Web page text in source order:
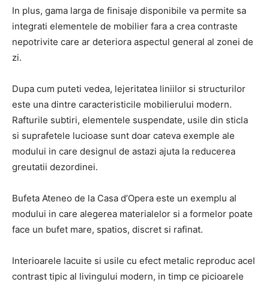
In plus, gama larga de finisaje disponibile va permite sa
integrati elementele de mobilier fara a crea contraste
nepotrivite care ar deteriora aspectul general al zonei de
zi.
Dupa cum puteti vedea, lejeritatea liniilor si structurilor
este una dintre caracteristicile mobilierului modern.
Rafturile subtiri, elementele suspendate, usile din sticla
si suprafetele lucioase sunt doar cateva exemple ale
modului in care designul de astazi ajuta la reducerea
greutatii dezordinei.
Bufeta Ateneo de la Casa d’Opera este un exemplu al
modului in care alegerea materialelor si a formelor poate
face un bufet mare, spatios, discret si rafinat.
Interioarele lacuite si usile cu efect metalic reproduc acel
contrast tipic al livingului modern, in timp ce picioarele